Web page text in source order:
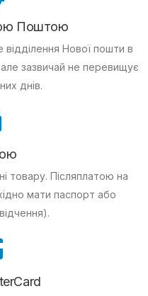
Поштою
Нової пошти в
зазвичай не перевищує
днів.
товару. Післяплатою на
мати паспорт або